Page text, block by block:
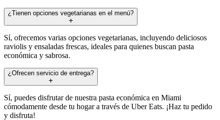
¿Tienen opciones vegetarianas en el menú?
Sí, ofrecemos varias opciones vegetarianas, incluyendo deliciosos
raviolis y ensaladas frescas, ideales para quienes buscan pasta
económica y sabrosa.
¿Ofrecen servicio de entrega?
Sí, puedes disfrutar de nuestra pasta económica en Miami
cómodamente desde tu hogar a través de Uber Eats. ¡Haz tu pedido
y disfruta!